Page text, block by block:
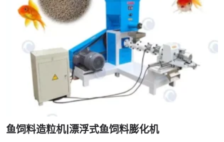
鱼饲料造粒机|漂浮式鱼饲料膨化机